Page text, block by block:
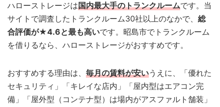
ハローストレージは国内最大手のトランクルームです。当
サイトで調査したトランクルーム30社以上のなかで、 総
合評価が★4.6と最も高いです。昭島市でトランクルーム
を借りるなら、ハローストレージがおすすめです。
おすすめする理由は、 毎月の賃料が安いうえに、「優れた
セキュリティ」「キレイな店内」「屋内型はエアコン完
備」「屋外型（コンテナ型）は場内がアスファルト舗装」